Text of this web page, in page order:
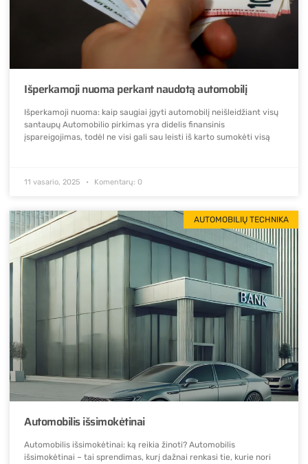
Išperkamoji nuoma perkant naudotą automobilį
Išperkamoji nuoma: kaip saugiai įgyti automobilį neišleidžiant visų
santaupų Automobilio pirkimas yra didelis finansinis
įspareigojimas, todėl ne visi gali sau leisti iš karto sumokėti visą
11 vasario, 2025 Komentarų: 0
AUTOMOBILIŲ TECHNIKA
Automobilis išsimokėtinai
Automobilis išsimokėtinai: ką reikia žinoti? Automobilis
išsimokėtinai – tai sprendimas, kurį dažnai renkasi tie, kurie nori